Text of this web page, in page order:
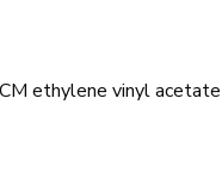
ethylene vinyl acetate